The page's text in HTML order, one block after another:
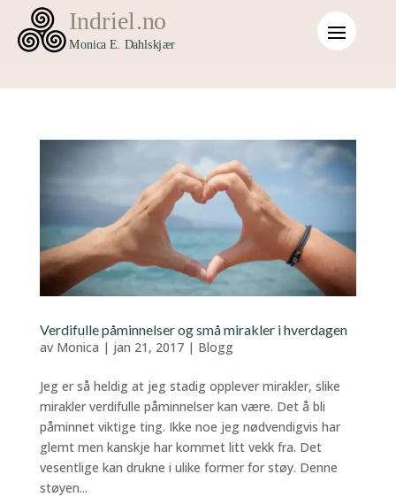
Verdifulle påminnelser og små mirakler i hverdagen
av Monica | jan 21, 2017| Blogg
Jeg er så heldig at jeg stadig opplever mirakler, slike
mirakler verdifulle påminnelser kan være. Det å bli
påminnet viktige ting. Ikke noe jeg nødvendigvis har
glemt men kanskje har kommet litt vekk fra. Det
vesentlige kan drukne i ulike former for støy. Denne
støyen...